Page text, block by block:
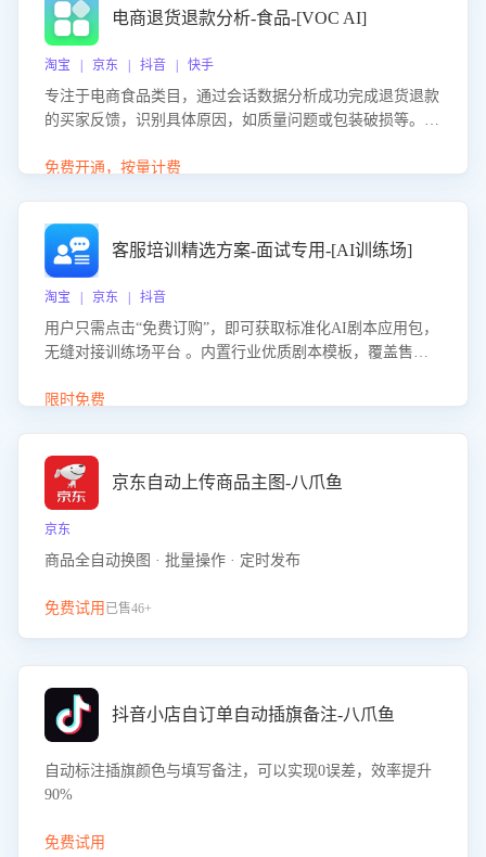
电商退货退款分析-食品-[VOC AI]
淘宝 | 京东 | 抖音 | 快手
专注于电商食品类目，通过会话数据分析成功完成退货退款
的买家反馈，识别具体原因，如质量问题或包装破损等。结
商家降低退款率，提升售后效率。
免费开通，按量计费
客服培训精选方案-面试专用-[AI训练场]
淘宝 | 京东 | 抖音
用户只需点击“免费订购”，即可获取标准化AI剧本应用包，
无缝对接训练场平台 。内置行业优质剧本模板，覆盖售前
初始化时间，助力企业快速启动智能客服训练
限时免费
京东自动上传商品主图-八爪鱼
京东
商品全自动换图 · 批量操作 · 定时发布
免费试用 已售46+
抖音小店自订单自动插旗备注-八爪鱼
自动标注插旗颜色与填写备注，可以实现0误差，效率提升
90%
免费试用